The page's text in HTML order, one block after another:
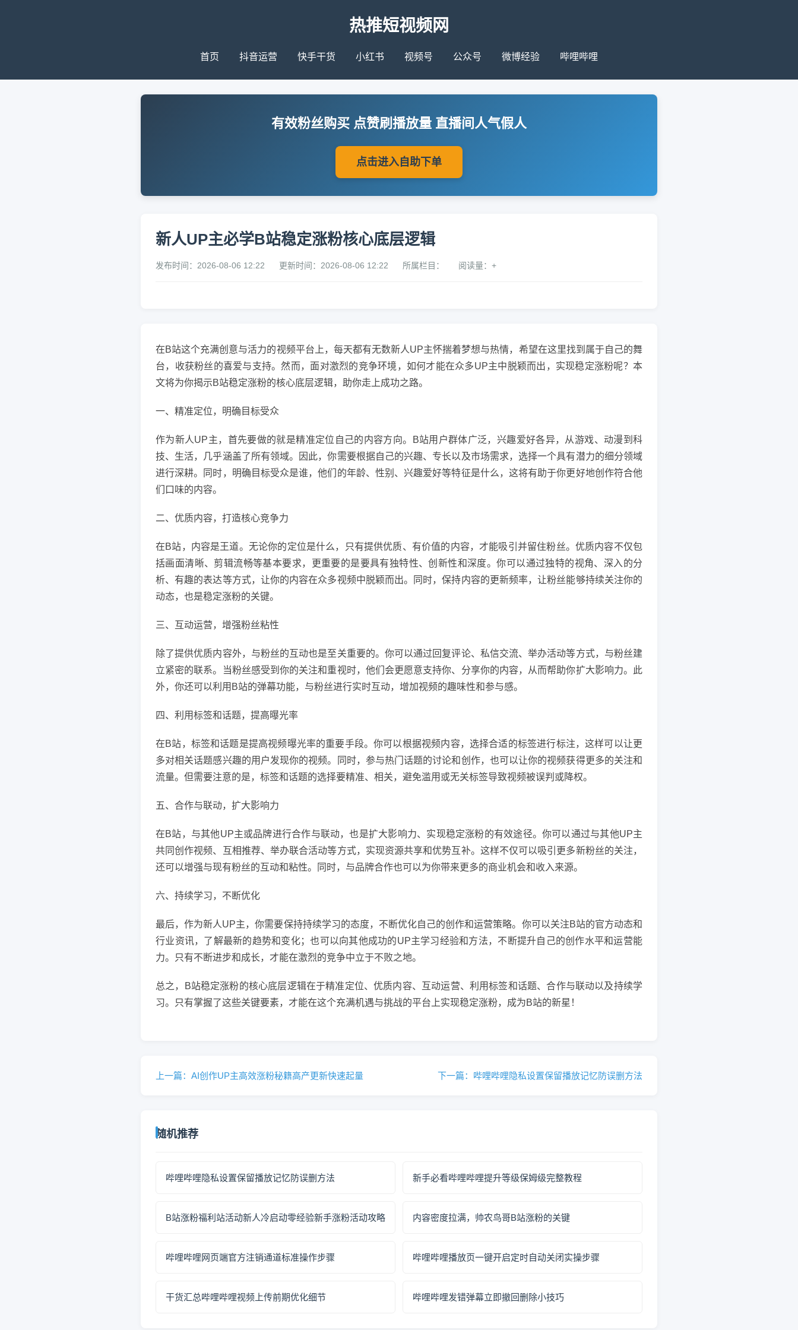
热推短视频网
首页 抖音运营 快手干货 小红书 视频号 公众号 微博经验 哔哩哔哩
有效粉丝购买 点赞刷播放量 直播间人气假人
点击进入自助下单
新人UP主必学B站稳定涨粉核心底层逻辑
发布时间：2026-08-06 12:22 更新时间：2026-08-06 12:22 所属栏目： 阅读量：+
在B站这个充满创意与活力的视频平台上，每天都有无数新人UP主怀揣着梦想与热情，希望在这里找到属于自己的舞
台，收获粉丝的喜爱与支持。然而，面对激烈的竞争环境，如何才能在众多UP主中脱颖而出，实现稳定涨粉呢？本
文将为你揭示B站稳定涨粉的核心底层逻辑，助你走上成功之路。
一、精准定位，明确目标受众
作为新人UP主，首先要做的就是精准定位自己的内容方向。B站用户群体广泛，兴趣爱好各异，从游戏、动漫到科
技、生活，几乎涵盖了所有领域。因此，你需要根据自己的兴趣、专长以及市场需求，选择一个具有潜力的细分领域
进行深耕。同时，明确目标受众是谁，他们的年龄、性别、兴趣爱好等特征是什么，这将有助于你更好地创作符合他
们口味的内容。
二、优质内容，打造核心竞争力
在B站，内容是王道。无论你的定位是什么，只有提供优质、有价值的内容，才能吸引并留住粉丝。优质内容不仅包
括画面清晰、剪辑流畅等基本要求，更重要的是要具有独特性、创新性和深度。你可以通过独特的视角、深入的分
析、有趣的表达等方式，让你的内容在众多视频中脱颖而出。同时，保持内容的更新频率，让粉丝能够持续关注你的
动态，也是稳定涨粉的关键。
三、互动运营，增强粉丝粘性
除了提供优质内容外，与粉丝的互动也是至关重要的。你可以通过回复评论、私信交流、举办活动等方式，与粉丝建
立紧密的联系。当粉丝感受到你的关注和重视时，他们会更愿意支持你、分享你的内容，从而帮助你扩大影响力。此
外，你还可以利用B站的弹幕功能，与粉丝进行实时互动，增加视频的趣味性和参与感。
四、利用标签和话题，提高曝光率
在B站，标签和话题是提高视频曝光率的重要手段。你可以根据视频内容，选择合适的标签进行标注，这样可以让更
多对相关话题感兴趣的用户发现你的视频。同时，参与热门话题的讨论和创作，也可以让你的视频获得更多的关注和
流量。但需要注意的是，标签和话题的选择要精准、相关，避免滥用或无关标签导致视频被误判或降权。
五、合作与联动，扩大影响力
在B站，与其他UP主或品牌进行合作与联动，也是扩大影响力、实现稳定涨粉的有效途径。你可以通过与其他UP主
共同创作视频、互相推荐、举办联合活动等方式，实现资源共享和优势互补。这样不仅可以吸引更多新粉丝的关注，
还可以增强与现有粉丝的互动和粘性。同时，与品牌合作也可以为你带来更多的商业机会和收入来源。
六、持续学习，不断优化
最后，作为新人UP主，你需要保持持续学习的态度，不断优化自己的创作和运营策略。你可以关注B站的官方动态和
行业资讯，了解最新的趋势和变化；也可以向其他成功的UP主学习经验和方法，不断提升自己的创作水平和运营能
力。只有不断进步和成长，才能在激烈的竞争中立于不败之地。
总之，B站稳定涨粉的核心底层逻辑在于精准定位、优质内容、互动运营、利用标签和话题、合作与联动以及持续学
习。只有掌握了这些关键要素，才能在这个充满机遇与挑战的平台上实现稳定涨粉，成为B站的新星！
上一篇：AI创作UP主高效涨粉秘籍高产更新快速起量 下一篇：哔哩哔哩隐私设置保留播放记忆防误删方法
随机推荐
哔哩哔哩隐私设置保留播放记忆防误删方法 新手必看哔哩哔哩提升等级保姆级完整教程
B站涨粉福利站活动新人冷启动零经验新手涨粉活动攻略 内容密度拉满，帅农鸟哥B站涨粉的关键
哔哩哔哩网页端官方注销通道标准操作步骤 哔哩哔哩播放页一键开启定时自动关闭实操步骤
干货汇总哔哩哔哩视频上传前期优化细节 哔哩哔哩发错弹幕立即撤回删除小技巧